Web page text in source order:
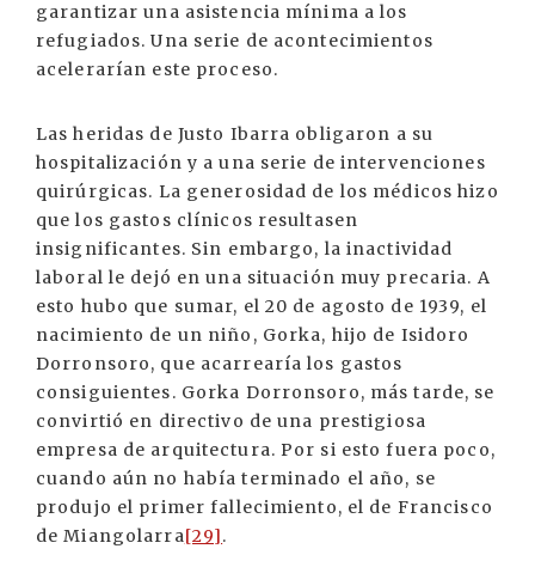
garantizar una asistencia mínima a los
refugiados. Una serie de acontecimientos
acelerarían este proceso.
Las heridas de Justo Ibarra obligaron a su
hospitalización y a una serie de intervenciones
quirúrgicas. La generosidad de los médicos hizo
que los gastos clínicos resultasen
insignificantes. Sin embargo, la inactividad
laboral le dejó en una situación muy precaria. A
esto hubo que sumar, el 20 de agosto de 1939, el
nacimiento de un niño, Gorka, hijo de Isidoro
Dorronsoro, que acarrearía los gastos
consiguientes. Gorka Dorronsoro, más tarde, se
convirtió en directivo de una prestigiosa
empresa de arquitectura. Por si esto fuera poco,
cuando aún no había terminado el año, se
produjo el primer fallecimiento, el de Francisco
de Miangolarra[29].